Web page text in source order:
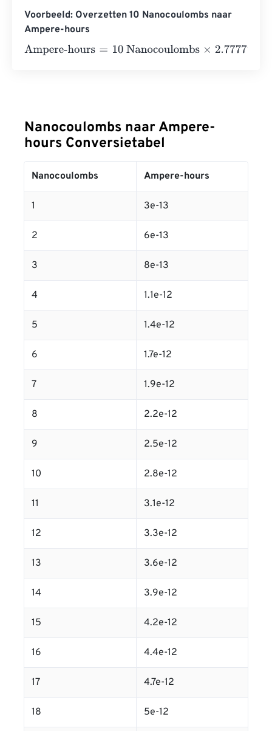
Voorbeeld: Overzetten 10 Nanocoulombs naar
Ampere-hours
Ampere-hours=10 Nanocoulombs×2.7777777777778
Nanocoulombs naar Ampere-
hours Conversietabel
Nanocoulombs Ampere-hours
1 3e-13
2 6e-13
3 8e-13
4 1.1e-12
5 1.4e-12
6 1.7e-12
7 1.9e-12
8 2.2e-12
9 2.5e-12
10 2.8e-12
11 3.1e-12
12 3.3e-12
13 3.6e-12
14 3.9e-12
15 4.2e-12
16 4.4e-12
17 4.7e-12
18 5e-12